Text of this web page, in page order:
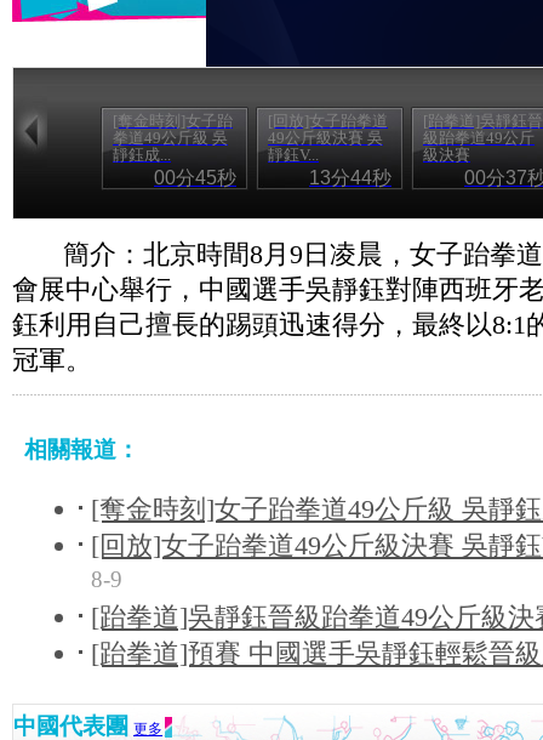
[奪金時刻]女子跆
拳道49公斤級 吳
靜鈺成...
00分45秒
[回放]女子跆拳道
49公斤級決賽 吳
靜鈺V...
13分44秒
[跆拳道]吳靜鈺晉
級跆拳道49公斤
級決賽
00分37
簡介：北京時間8月9日凌晨，女子跆拳
會展中心舉行，中國選手吳靜鈺對陣西班牙
鈺利用自己擅長的踢頭迅速得分，最終以8:1
冠軍。
相關報道：
[奪金時刻]女子跆拳道49公斤級 吳靜
[回放]女子跆拳道49公斤級決賽 吳靜
8-9
[跆拳道]吳靜鈺晉級跆拳道49公斤級決
[跆拳道]預賽 中國選手吳靜鈺輕鬆晉
中國代表團 更多